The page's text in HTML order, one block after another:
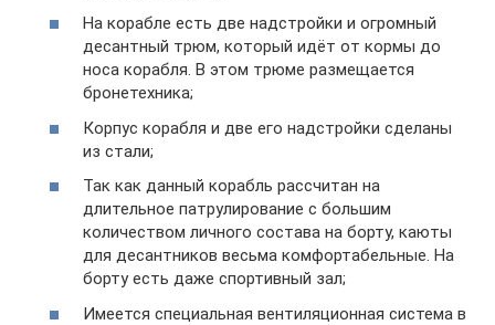
На корабле есть две надстройки и огромный
десантный трюм, который идёт от кормы до
носа корабля. В этом трюме размещается
бронетехника;
Корпус корабля и две его надстройки сделаны
из стали;
Так как данный корабль рассчитан на
длительное патрулирование с большим
количеством личного состава на борту, каюты
для десантников весьма комфортабельные. На
борту есть даже спортивный зал;
Имеется специальная вентиляционная система в